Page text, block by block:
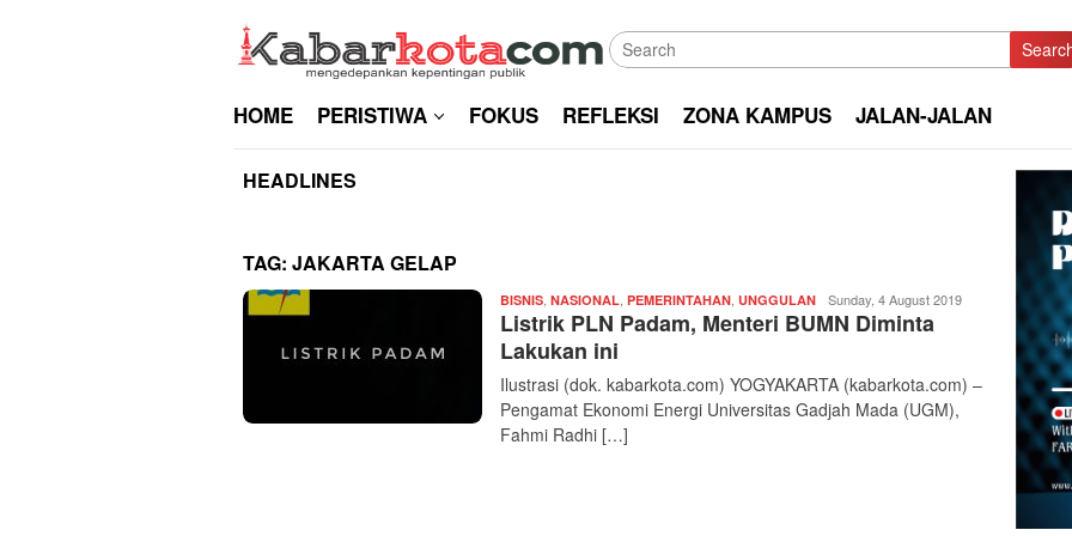
HOME PERISTIWA FOKUS REFLEKSI ZONA KAMPUS JALAN-JALAN
HEADLINES
TAG: JAKARTA GELAP
BISNIS NASIONAL PEMERINTAHAN UNGGULAN Redaksi
|
kabarkota
Sunday, 4 August 2019
Listrik PLN Padam, Menteri BUMN Diminta
Lakukan ini
Ilustrasi (dok. kabarkota.com) YOGYAKARTA (kabarkota.com) –
Pengamat Ekonomi Energi Universitas Gadjah Mada (UGM),
Fahmi Radhi […]